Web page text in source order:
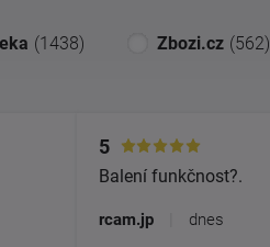
(1438) Zbozi.cz (562)
5
Balení funkčnost?.
rcam.jp dnes